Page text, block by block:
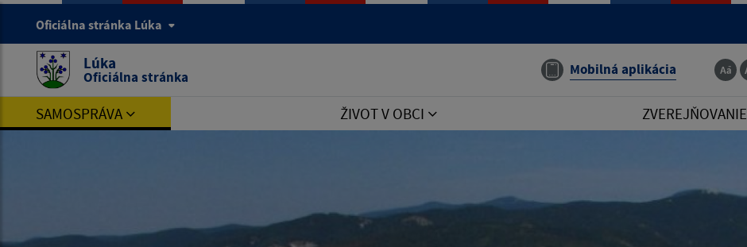
Oficiálna stránka Lúka
Lúka
Oficiálna stránka Mobilná aplikácia
SAMOSPRÁVA ŽIVOT V OBCI ZVEREJŇOVANIE